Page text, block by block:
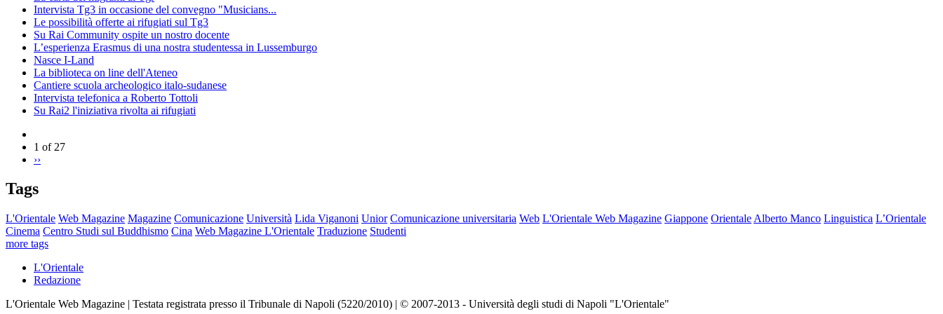
Intervista Tg3 in occasione del convegno "Musicians...
Le possibilità offerte ai rifugiati sul Tg3
Su Rai Community ospite un nostro docente
L’esperienza Erasmus di una nostra studentessa in Lussemburgo
Nasce I-Land
La biblioteca on line dell'Ateneo
Cantiere scuola archeologico italo-sudanese
Intervista telefonica a Roberto Tottoli
Su Rai2 l'iniziativa rivolta ai rifugiati
1 of 27
››
Tags
L'Orientale Web Magazine Magazine Comunicazione Università Lida Viganoni Unior Comunicazione universitaria Web L'Orientale Web Magazine Giappone Orientale Alberto Manco Linguistica L’Orientale
Cinema Centro Studi sul Buddhismo Cina Web Magazine L'Orientale Traduzione Studenti
more tags
L'Orientale
Redazione
L'Orientale Web Magazine | Testata registrata presso il Tribunale di Napoli (5220/2010) | © 2007-2013 - Università degli studi di Napoli "L'Orientale"